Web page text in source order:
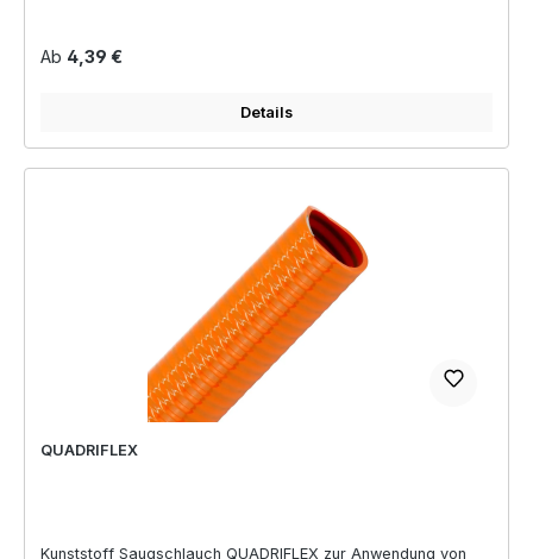
Regulärer Preis:
Ab 4,39 €
Details
QUADRIFLEX
Kunststoff Saugschlauch QUADRIFLEX zur Anwendung von